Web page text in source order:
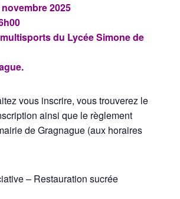
2025
du Lycée Simone de
vous inscrire, vous trouverez le
ainsi que le règlement
de Gragnague (aux horaires
– Restauration sucrée